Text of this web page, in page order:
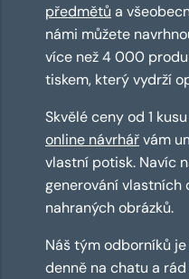
předmětů a
námi můžete
více než 4 000
tiskem, který vydrží
Skvělé ceny od 1
online návrhářvám
vlastní potisk. Navíc
generování vlastních
nahraných obrázků.
Náš tým odborníků
denně na chatu a